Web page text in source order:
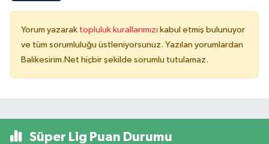
Yorum yazarak topluluk kurallarımızı kabul etmiş bulunuyor
ve tüm sorumluluğu üstleniyorsunuz. Yazılan yorumlardan
Balikesirim.Net hiçbir şekilde sorumlu tutulamaz.
Süper Lig Puan Durumu